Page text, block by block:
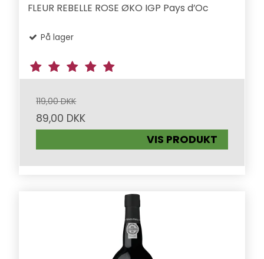
FLEUR REBELLE ROSE ØKO IGP Pays d’Oc
På lager
119,00 DKK
89,00 DKK
VIS PRODUKT